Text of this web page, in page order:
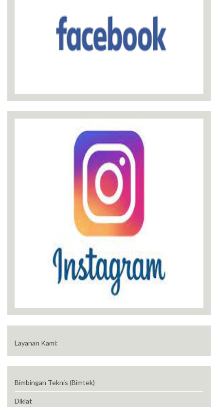
Layanan Kami:
Bimbingan Teknis (Bimtek)
Diklat